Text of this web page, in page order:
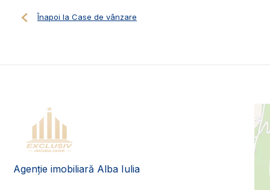
Înapoi la Case de vânzare
Agenție imobiliară Alba Iulia